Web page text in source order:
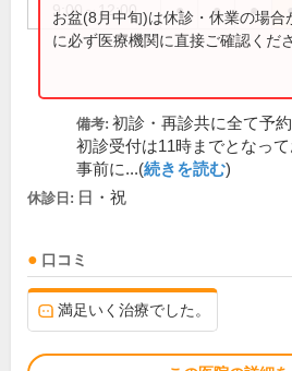
9:00～12:00 ● ● ● ●
お盆(8月中旬)は休診・休業の場合
に必ず医療機関に直接ご確認くださ
備考: 初診・再診共に全て予
初診受付は11時までとなっ
事前に...(続きを読む)
休診日: 日・祝
口コミ
満足いく治療でした。